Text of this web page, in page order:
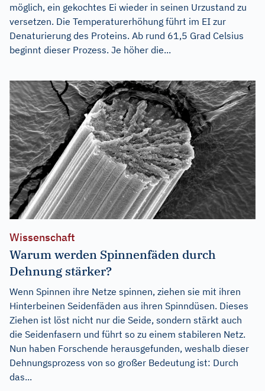
möglich, ein gekochtes Ei wieder in seinen Urzustand zu
versetzen. Die Temperaturerhöhung führt im EI zur
Denaturierung des Proteins. Ab rund 61,5 Grad Celsius
beginnt dieser Prozess. Je höher die...
Wissenschaft
Warum werden Spinnenfäden durch
Dehnung stärker?
Wenn Spinnen ihre Netze spinnen, ziehen sie mit ihren
Hinterbeinen Seidenfäden aus ihren Spinndüsen. Dieses
Ziehen ist löst nicht nur die Seide, sondern stärkt auch
die Seidenfasern und führt so zu einem stabileren Netz.
Nun haben Forschende herausgefunden, weshalb dieser
Dehnungsprozess von so großer Bedeutung ist: Durch
das...